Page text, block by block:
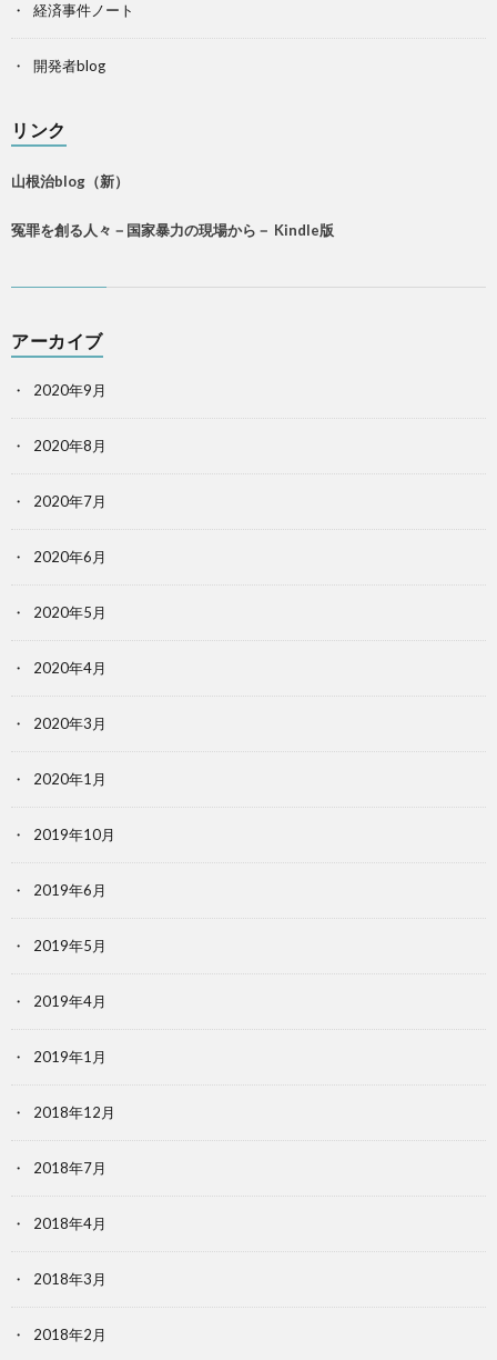
経済事件ノート
開発者blog
リンク
山根治blog（新）
冤罪を創る人々－国家暴力の現場から－ Kindle版
アーカイブ
2020年9月
2020年8月
2020年7月
2020年6月
2020年5月
2020年4月
2020年3月
2020年1月
2019年10月
2019年6月
2019年5月
2019年4月
2019年1月
2018年12月
2018年7月
2018年4月
2018年3月
2018年2月